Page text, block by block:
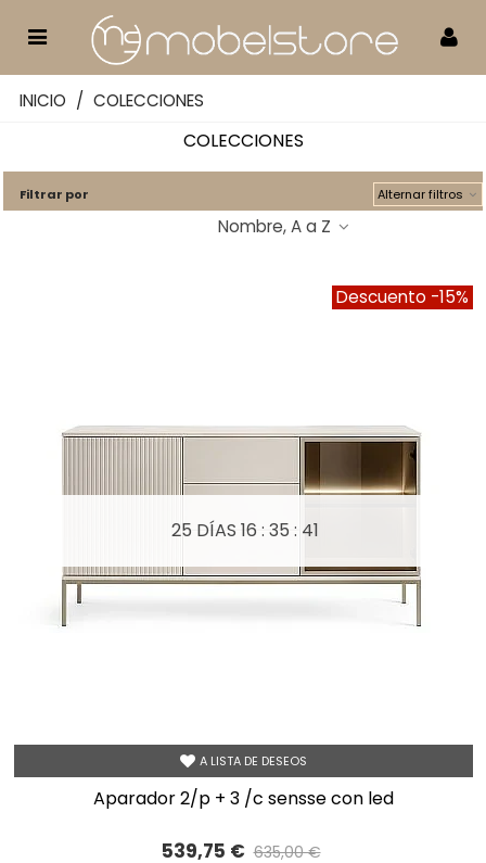
INICIO / COLECCIONES
COLECCIONES
Filtrar por Alternar filtros
Nombre, A a Z
Descuento -15%
A LISTA DE DESEOS
25 DÍAS 16 : 35 : 39
aparador 2/p + 3 /c sensse con led
539,75 € 635,00 €